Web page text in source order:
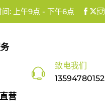
间: 上午9点 - 下午6点
营
致电我们
13594780152